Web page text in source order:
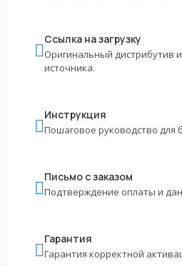
Ссылка на загрузку
Оригинальный дистрибутив
источника.
Инструкция
Пошаговое руководство для
Письмо с заказом
Подтверждение оплаты и
Гарантия
Гарантия корректной